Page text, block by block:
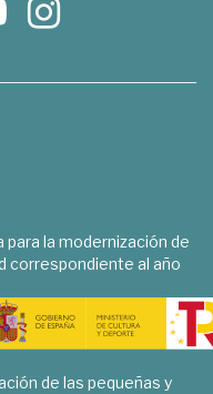
para la modernización de
correspondiente al año
de las pequeñas y